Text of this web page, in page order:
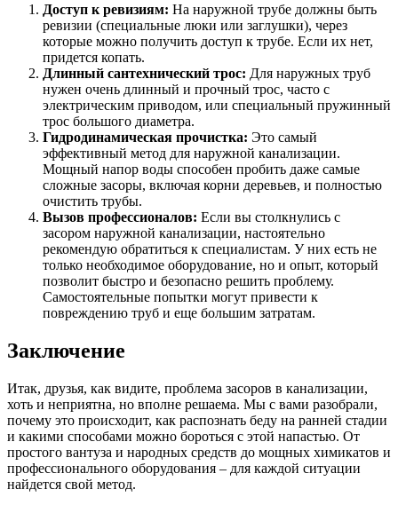
Доступ к ревизиям: На наружной трубе должны быть
ревизии (специальные люки или заглушки), через
которые можно получить доступ к трубе. Если их нет,
придется копать.
Длинный сантехнический трос: Для наружных труб
нужен очень длинный и прочный трос, часто с
электрическим приводом, или специальный пружинный
трос большого диаметра.
Гидродинамическая прочистка: Это самый
эффективный метод для наружной канализации.
Мощный напор воды способен пробить даже самые
сложные засоры, включая корни деревьев, и полностью
очистить трубы.
Вызов профессионалов: Если вы столкнулись с
засором наружной канализации, настоятельно
рекомендую обратиться к специалистам. У них есть не
только необходимое оборудование, но и опыт, который
позволит быстро и безопасно решить проблему.
Самостоятельные попытки могут привести к
повреждению труб и еще большим затратам.
Заключение
Итак, друзья, как видите, проблема засоров в канализации,
хоть и неприятна, но вполне решаема. Мы с вами разобрали,
почему это происходит, как распознать беду на ранней стадии
и какими способами можно бороться с этой напастью. От
простого вантуза и народных средств до мощных химикатов и
профессионального оборудования – для каждой ситуации
найдется свой метод.